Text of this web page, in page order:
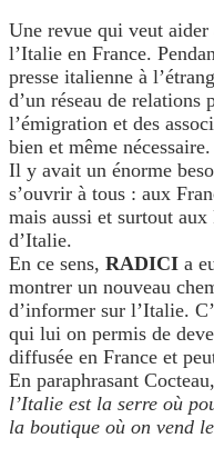
Une revue qui veut
l’Italie en France.
presse italienne à
d’un réseau de relations
l’émigration et des
bien et même
Il y avait un énorme
s’ouvrir à tous : aux
mais aussi et surtout
d’Italie.
En ce sens, RADICI a
montrer un nouveau
d’informer sur l’Italie.
qui lui on permis de
diffusée en France et
En paraphrasant
l’Italie est la serre où
la boutique où on vend